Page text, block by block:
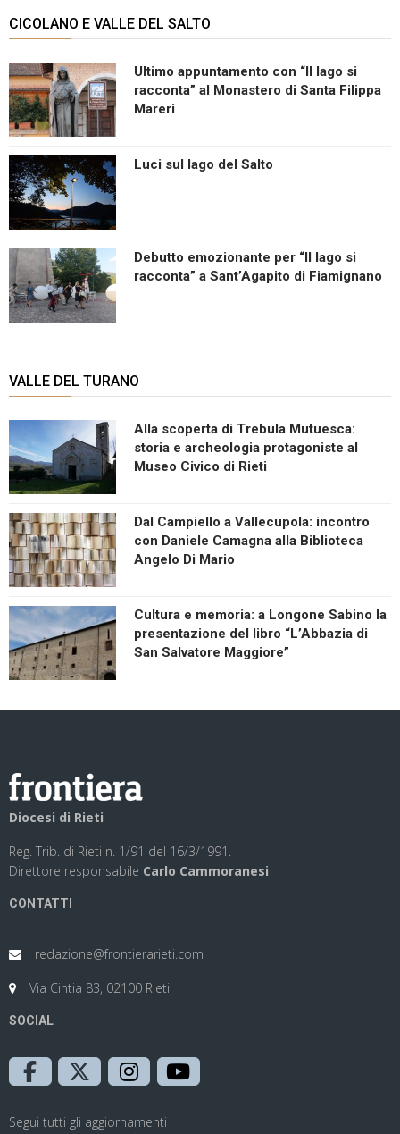
CICOLANO E VALLE DEL SALTO
Ultimo appuntamento con “Il lago si
racconta” al Monastero di Santa Filippa
Mareri
Luci sul lago del Salto
Debutto emozionante per “Il lago si
racconta” a Sant’Agapito di Fiamignano
VALLE DEL TURANO
Alla scoperta di Trebula Mutuesca:
storia e archeologia protagoniste al
Museo Civico di Rieti
Dal Campiello a Vallecupola: incontro
con Daniele Camagna alla Biblioteca
Angelo Di Mario
Cultura e memoria: a Longone Sabino la
presentazione del libro “L’Abbazia di
San Salvatore Maggiore”
Diocesi di Rieti
Reg. Trib. di Rieti n. 1/91 del 16/3/1991.
Direttore responsabile Carlo Cammoranesi
CONTATTI
redazione@frontierarieti.com
Via Cintia 83, 02100 Rieti
SOCIAL
Segui tutti gli aggiornamenti